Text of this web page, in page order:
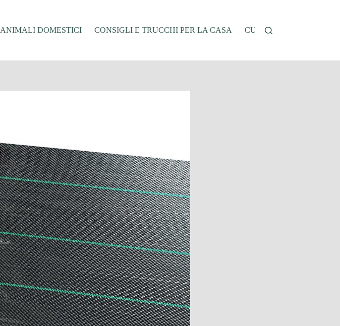
ANIMALI DOMESTICI CONSIGLI E TRUCCHI PER LA CASA CUCINA E RICETTE